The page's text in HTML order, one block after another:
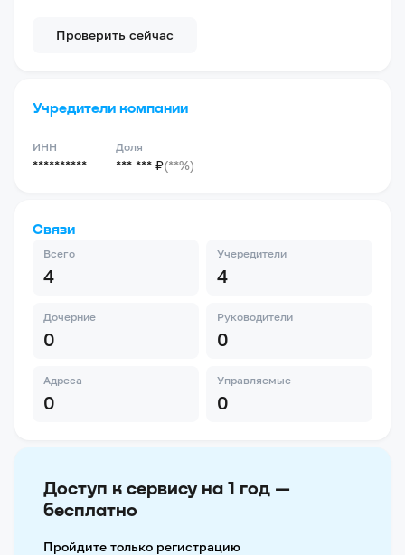
Проверить сейчас
Учредители компании
ИНН
**********
Доля
*** *** ₽(**%)
Связи
Всего
4
Учередители
4
Дочерние
0
Руководители
0
Адреса
0
Управляемые
0
Доступ к сервису на 1 год —
бесплатно
Пройдите только регистрацию